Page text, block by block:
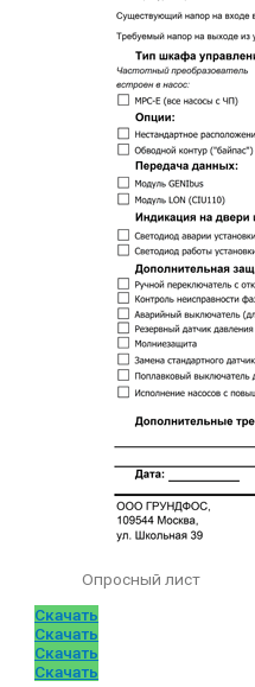
Опросный лист
Скачать
Скачать
Скачать
Скачать